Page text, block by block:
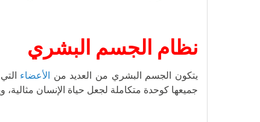
نظام الجسم البشري
يتكون الجسم البشري من العديد من الأعضاء
جميعها كوحدة متكاملة لجعل حياة الإنسان